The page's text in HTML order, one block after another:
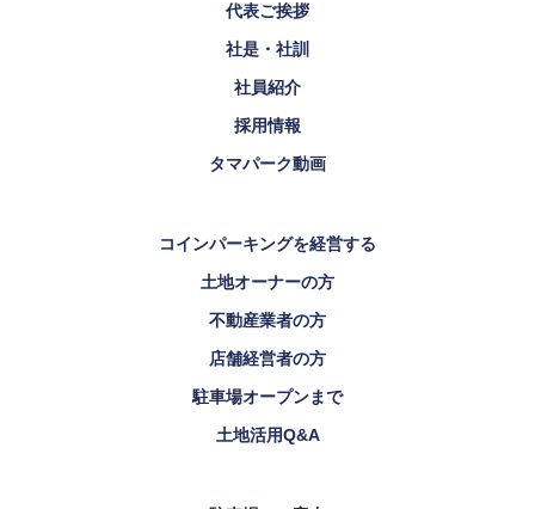
代表ご挨拶
社是・社訓
社員紹介
採用情報
タマパーク動画
コインパーキングを経営する
土地オーナーの方
不動産業者の方
店舗経営者の方
駐車場オープンまで
土地活用Q&A